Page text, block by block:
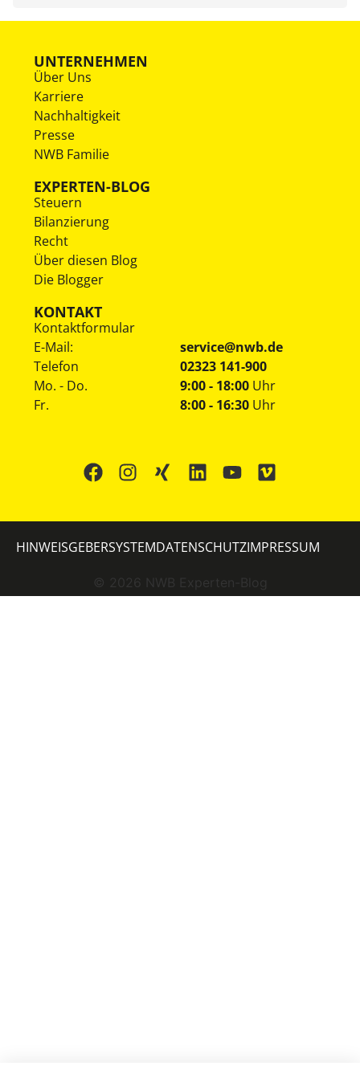
UNTERNEHMEN
Über Uns
Karriere
Nachhaltigkeit
Presse
NWB Familie
EXPERTEN-BLOG
Steuern
Bilanzierung
Recht
Über diesen Blog
Die Blogger
KONTAKT
Kontaktformular
E-Mail:
service@nwb.de
Telefon
02323 141-900
Mo. - Do.
Fr.
9:00 - 18:00 Uhr
8:00 - 16:30 Uhr
© 2026 NWB Experten-Blog
HINWEISGEBERSYSTEMDATENSCHUTZIMPRESSUM